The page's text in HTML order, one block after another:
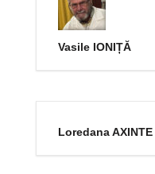
Vasile IONIȚĂ
Loredana AXINTE